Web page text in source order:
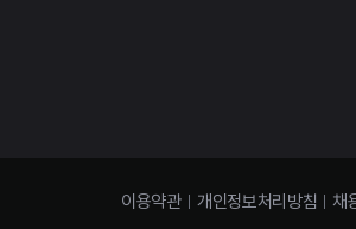
이용약관 개인정보처리방침 채